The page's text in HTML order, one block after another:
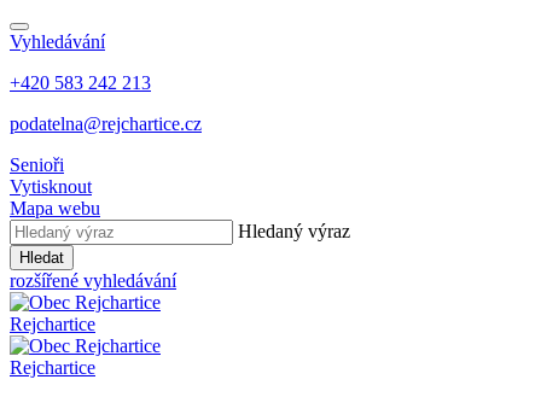
Vyhledávání
+420 583 242 213
podatelna@rejchartice.cz
Senioři
Vytisknout
Mapa webu
Hledaný výraz
Hledat
rozšířené vyhledávání
Rejchartice
Rejchartice